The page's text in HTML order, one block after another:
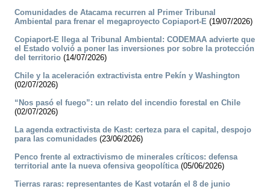
Comunidades de Atacama recurren al Primer Tribunal
Ambiental para frenar el megaproyecto Copiaport-E (19/07/2026)
Copiaport-E llega al Tribunal Ambiental: CODEMAA advierte que
el Estado volvió a poner las inversiones por sobre la protección
del territorio (14/07/2026)
Chile y la aceleración extractivista entre Pekín y Washington
(02/07/2026)
“Nos pasó el fuego”: un relato del incendio forestal en Chile
(02/07/2026)
La agenda extractivista de Kast: certeza para el capital, despojo
para las comunidades (23/06/2026)
Penco frente al extractivismo de minerales críticos: defensa
territorial ante la nueva ofensiva geopolítica(05/06/2026)
Tierras raras: representantes de Kast votarán el 8 de junio